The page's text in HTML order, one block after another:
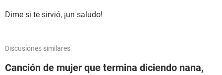
Dime si te sirvió, ¡un saludo!
Discusiones similares
Canción de mujer que termina diciendo nana,